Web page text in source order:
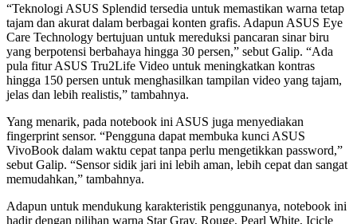
“Teknologi ASUS Splendid tersedia untuk memastikan warna tetap
tajam dan akurat dalam berbagai konten grafis. Adapun ASUS Eye
Care Technology bertujuan untuk mereduksi pancaran sinar biru
yang berpotensi berbahaya hingga 30 persen,” sebut Galip. “Ada
pula fitur ASUS Tru2Life Video untuk meningkatkan kontras
hingga 150 persen untuk menghasilkan tampilan video yang tajam,
jelas dan lebih realistis,” tambahnya.
Yang menarik, pada notebook ini ASUS juga menyediakan
fingerprint sensor. “Pengguna dapat membuka kunci ASUS
VivoBook dalam waktu cepat tanpa perlu mengetikkan password,”
sebut Galip. “Sensor sidik jari ini lebih aman, lebih cepat dan sangat
memudahkan,” tambahnya.
Adapun untuk mendukung karakteristik penggunanya, notebook ini
hadir dengan pilihan warna Star Gray, Rouge, Pearl White, Icicle